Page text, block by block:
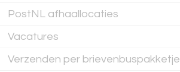
PostNL afhaallocaties
Vacatures
Verzenden per brievenbuspakketje